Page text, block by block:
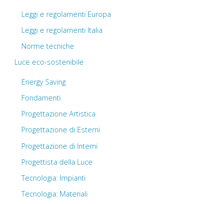
Leggi e regolamenti Europa
Leggi e regolamenti Italia
Norme tecniche
Luce eco-sostenibile
Energy Saving
Fondamenti
Progettazione Artistica
Progettazione di Esterni
Progettazione di Interni
Progettista della Luce
Tecnologia: Impianti
Tecnologia: Materiali